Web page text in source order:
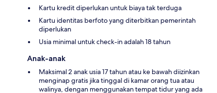
Kartu kredit diperlukan untuk biaya tak terduga
Kartu identitas berfoto yang diterbitkan pemerintah
diperlukan
Usia minimal untuk check-in adalah 18 tahun
Anak-anak
Maksimal 2 anak usia 17 tahun atau ke bawah diizinkan
menginap gratis jika tinggal di kamar orang tua atau
walinya, dengan menggunakan tempat tidur yang ada